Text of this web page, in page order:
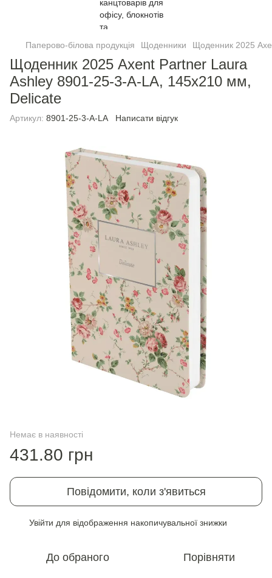
Паперово-білова продукція Щоденники Щоденник 2025
Щоденник 2025 Axent Partner Laura
Ashley 8901-25-3-A-LA, 145x210 мм,
Delicate
Артикул: 8901-25-3-A-LA Написати відгук
Немає в наявності
431.80 грн
Повідомити, коли з'явиться
Увійти для відображення накопичувальної знижки
До обраного Порівняти